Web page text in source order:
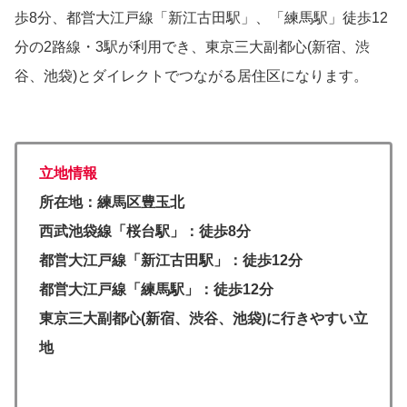
歩8分、都営大江戸線「新江古田駅」、「練馬駅」徒歩12
分の2路線・3駅が利用でき、東京三大副都心(新宿、渋
谷、池袋)とダイレクトでつながる居住区になります。
立地情報
所在地：練馬区豊玉北
西武池袋線「桜台駅」：徒歩8分
都営大江戸線「新江古田駅」：徒歩12分
都営大江戸線「練馬駅」：徒歩12分
東京三大副都心(新宿、渋谷、池袋)に行きやすい立
地